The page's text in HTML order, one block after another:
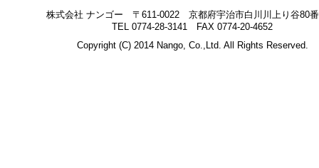
株式会社 ナンゴー 〒611-0022 京都府宇治市白川川上り谷80
TEL 0774-28-3141 FAX 0774-20-4652
Copyright (C) 2014 Nango, Co.,Ltd. All Rights Reserved.